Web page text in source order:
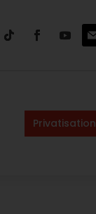
Privatisation